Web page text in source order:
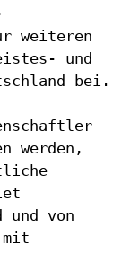
weiteren
und
bei.
werden,
von
mit